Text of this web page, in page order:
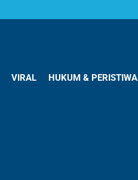
VIRAL HUKUM & PERISTIWA